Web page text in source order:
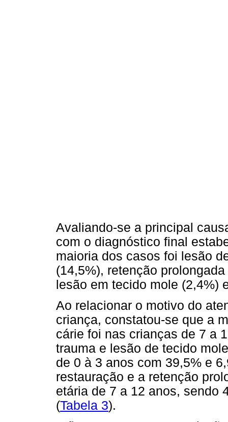
Avaliando-se a principal
com o diagnóstico final
maioria dos casos foi lesão
(14,5%), retenção
lesão em tecido mole (2,4%)
Ao relacionar o motivo do
criança, constatou-se que a
cárie foi nas crianças de 7 a
trauma e lesão de tecido
de 0 à 3 anos com 39,5% e
restauração e a retenção
etária de 7 a 12 anos, sendo
(Tabela 3).